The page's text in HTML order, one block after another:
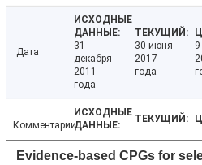
Дата
31
декабря
2011
года
30 июня
2017
года
Комментарии
Evidence-based CPGs for